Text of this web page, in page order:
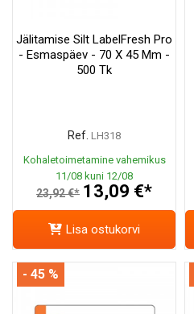
Jälitamise Silt LabelFresh Pro
- Esmaspäev - 70 X 45 Mm -
500 Tk
Ref. LH318
Kohaletoimetamine vahemikus
11/08 kuni 12/08
23,92 €* 13,09 €*
Lisa ostukorvi
- 45 %